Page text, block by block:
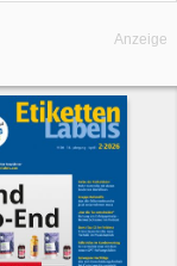
Anzeige